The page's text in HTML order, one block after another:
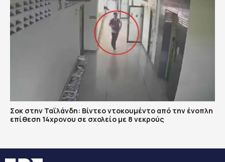
Σοκ στην Ταϊλάνδη: Βίντεο ντοκουμέντο από την ένοπλη
επίθεση 14χρονου σε σχολείο με 8 νεκρούς